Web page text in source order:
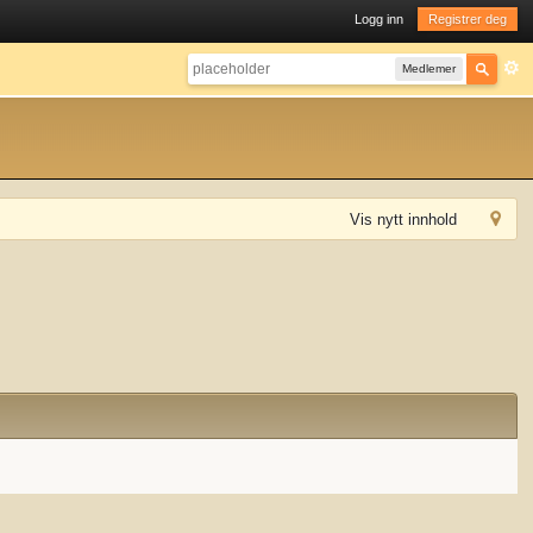
Logg inn Registrer deg
Medlemer
Vis nytt innhold